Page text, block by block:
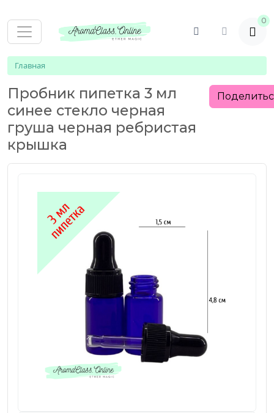
0
Главная
Пробник пипетка 3 мл
синее стекло черная
груша черная ребристая
крышка